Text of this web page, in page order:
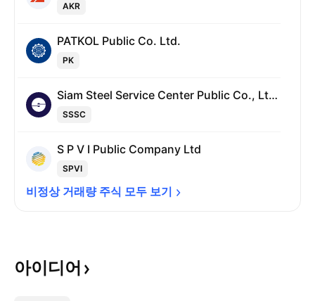
AKR
PATKOL Public Co. Ltd.
PK
Siam Steel Service Center Public Co., Ltd.
SSSC
S P V I Public Company Ltd
SPVI
비정상 거래량 주식 모두 보기
아이디어